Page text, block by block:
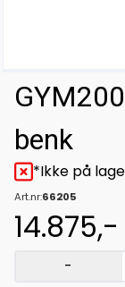
benk
*Ikke på
Art.nr:66205
14.875,-
-